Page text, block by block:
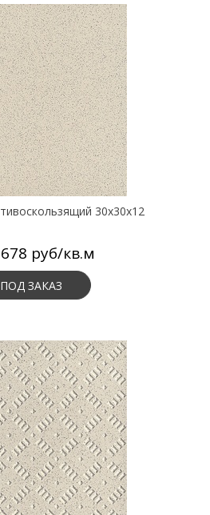
30х30х12
678 руб/кв.м
ПОД ЗАКАЗ